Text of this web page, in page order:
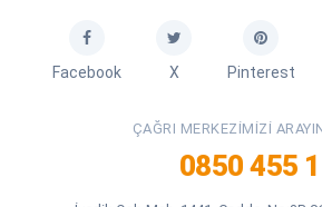
Facebook X Pinterest
ÇAĞRI MERKEZIMIZI
0850 455